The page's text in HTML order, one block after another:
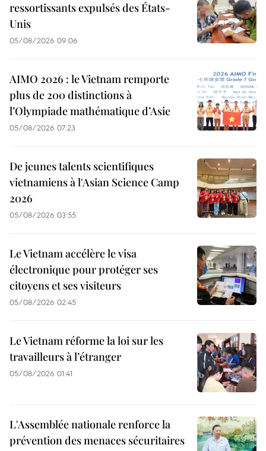
ressortissants expulsés des États-
Unis
05/08/2026 09:06
AIMO 2026 : le Vietnam remporte
plus de 200 distinctions à
l’Olympiade mathématique d’Asie
05/08/2026 07:23
De jeunes talents scientifiques
vietnamiens à l'Asian Science Camp
2026
05/08/2026 03:55
Le Vietnam accélère le visa
électronique pour protéger ses
citoyens et ses visiteurs
05/08/2026 02:45
Le Vietnam réforme la loi sur les
travailleurs à l’étranger
05/08/2026 01:41
L'Assemblée nationale renforce la
prévention des menaces sécuritaires